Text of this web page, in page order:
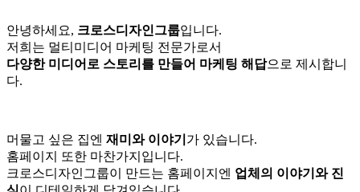
안녕하세요, 크로스디자인그룹입니다.
저희는 멀티미디어 마케팅 전문가로서
다양한 미디어로 스토리를 만들어 마케팅 해답으로 제시합니
다.
머물고 싶은 집엔 재미와 이야기 가 있습니다.
홈페이지 또한 마찬가지입니다.
크로스디자인그룹이 만드는 홈페이지엔 업체의 이야기와 진